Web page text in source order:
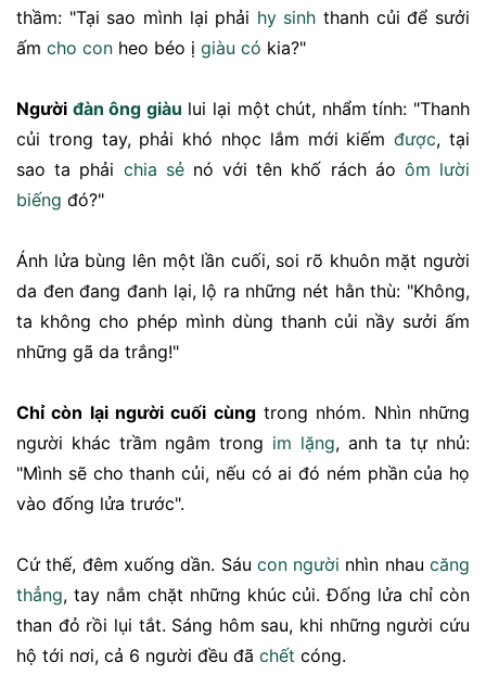
thầm: "Tại sao mình lại phải hy sinh thanh củi để sưởi
ấm cho con heo béo ị giàu có kia?"
Người đàn ông giàu lui lại một chút, nhẩm tính: "Thanh
củi trong tay, phải khó nhọc lắm mới kiếmđược, tại
sao ta phải chia sẻnó với tên khố rách áo ôm lười
biếng đó?"
Ánh lửa bùng lên một lần cuối, soi rõ khuôn mặt người
da đen đang đanh lại, lộ ra những nét hằn thù: "Không,
ta không cho phép mình dùng thanh củi nầy sưởi ấm
những gã da trắng!"
Chỉ còn lại người cuối cùngtrong nhóm. Nhìn những
người khác trầm ngâm trong im lặng, anh ta tự nhủ:
"Mình sẽ cho thanh củi, nếu có ai đó ném phần của họ
vào đống lửa trước".
Cứ thế, đêm xuống dần. Sáu con người nhìn nhaucăng
thẳng, tay nắm chặt những khúc củi. Đống lửa chỉ còn
than đỏ rồi lụi tắt. Sáng hôm sau, khi những người cứu
hộ tới nơi, cả 6 người đều đã chết cóng.